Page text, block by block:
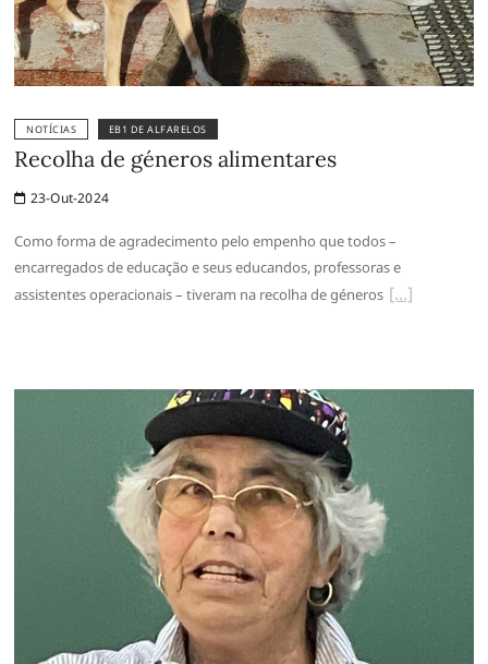
NOTÍCIAS EB1 DE ALFARELOS
Recolha de géneros alimentares
23-Out-2024
Como forma de agradecimento pelo empenho que todos –
encarregados de educação e seus educandos, professoras e
assistentes operacionais – tiveram na recolha de géneros